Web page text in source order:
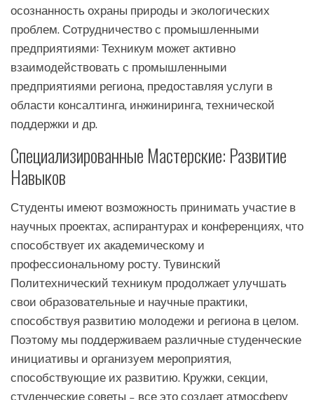
осознанность охраны природы и экологических
проблем. Сотрудничество с промышленными
предприятиями: Техникум может активно
взаимодействовать с промышленными
предприятиями региона, предоставляя услуги в
области консалтинга, инжиниринга, технической
поддержки и др.
Специализированные Мастерские: Развитие
Навыков
Студенты имеют возможность принимать участие в
научных проектах, аспирантурах и конференциях, что
способствует их академическому и
профессиональному росту. Тувинский
Политехнический техникум продолжает улучшать
свои образовательные и научные практики,
способствуя развитию молодежи и региона в целом.
Поэтому мы поддерживаем различные студенческие
инициативы и организуем мероприятия,
способствующие их развитию. Кружки, секции,
студенческие советы – все это создает атмосферу